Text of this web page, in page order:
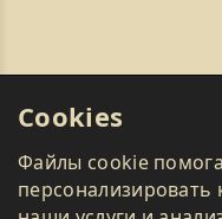
Cookies
Файлы cookie
персонализировать